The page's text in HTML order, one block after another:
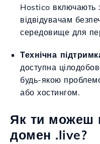
Hostico включають
відвідувачам
середовище для
Технічна
доступна
будь-якою
або хостингом.
Як ти можеш
домен .live?